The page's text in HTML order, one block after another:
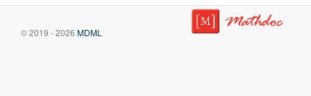
© 2019 - 2026 MDML